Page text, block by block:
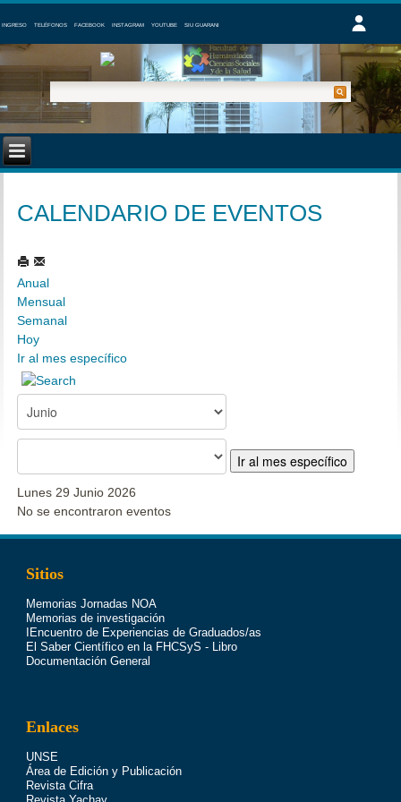
INGRESO TELÉFONOS FACEBOOK INSTAGRAM YOUTUBE SIU GUARANI
CALENDARIO DE EVENTOS
Anual
Mensual
Semanal
Hoy
Ir al mes específico
Ir al mes específico
Lunes 29 Junio 2026
No se encontraron eventos
Sitios
Memorias Jornadas NOA
Memorias de investigación
IEncuentro de Experiencias de Graduados/as
El Saber Científico en la FHCSyS - Libro
Documentación General
Enlaces
UNSE
Área de Edición y Publicación
Revista Cifra